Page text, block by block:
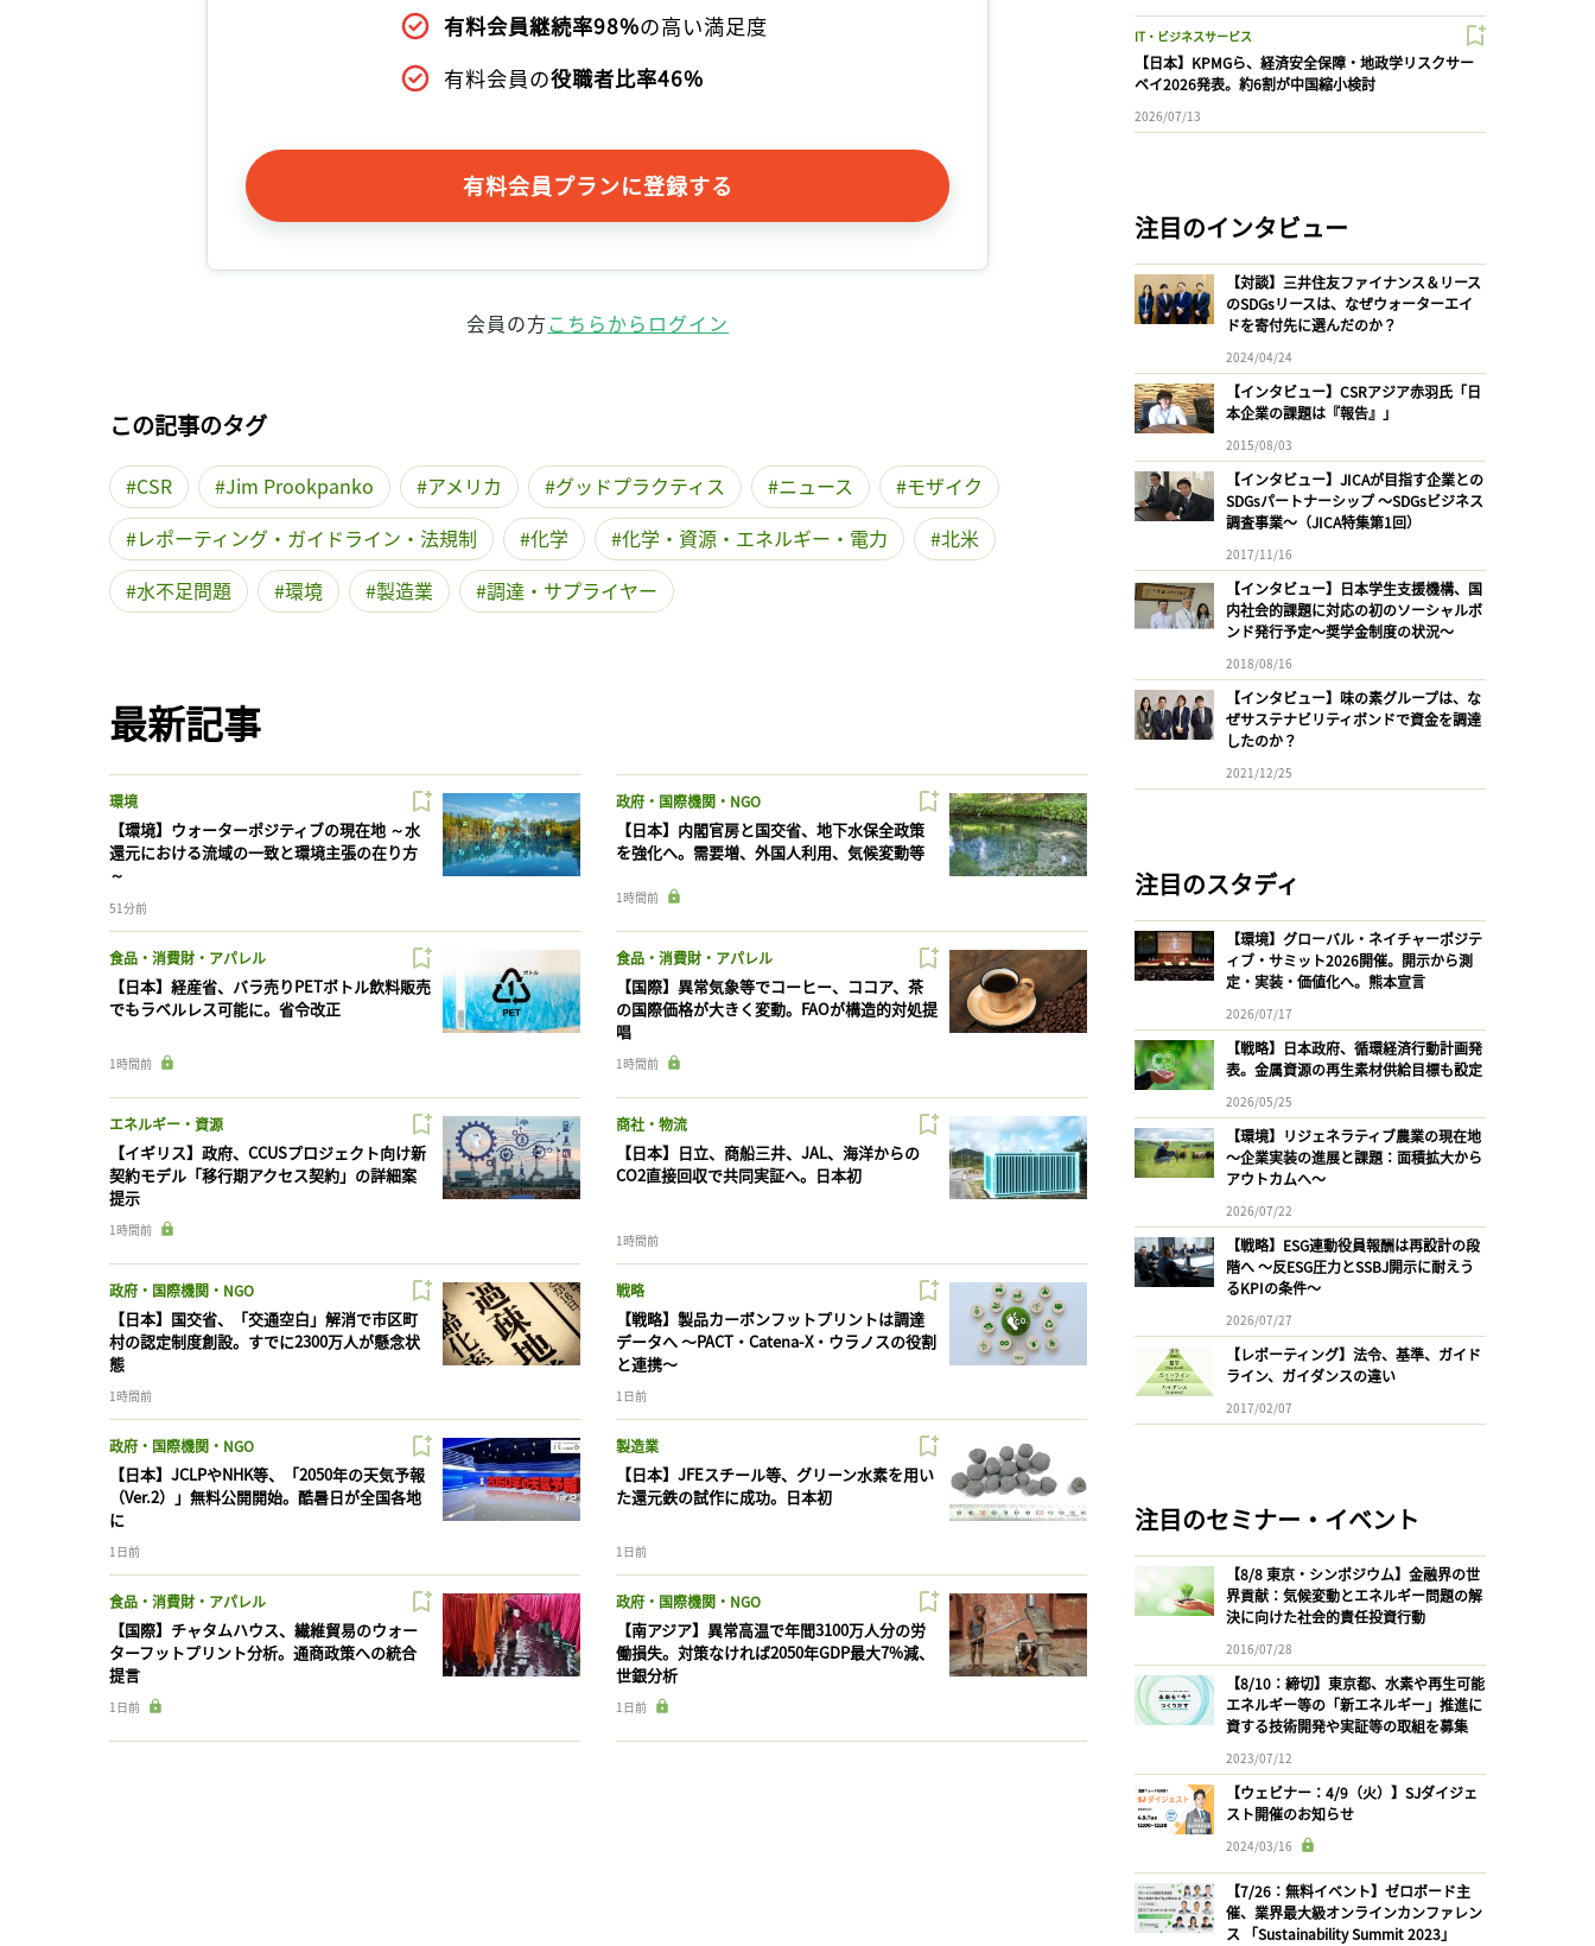
有料会員継続率98%の高い満足度
有料会員の役職者比率46%
有料会員プランに登録する
会員の方こちらからログイン
この記事のタグ
CSR Jim Prookpanko アメリカ グッドプラクティス ニュース
モザイク
レポーティング・ガイドライン・法規制
化学 化学・資源・エネルギー・電力
北米
水不足問題
環境 製造業 調達・サプライヤー
最新記事
環境
【環境】ウォーターポジティブの現在地 ～水
還元における流域の一致と環境主張の在り方
～
51分前
政府・国際機関・NGO
【日本】内閣官房と国交省、地下水保全政策
を強化へ。需要増、外国人利用、気候変動等
1時間前
食品・消費財・アパレル
【日本】経産省、バラ売りPETボトル飲料販売
でもラベルレス可能に。省令改正
1時間前
食品・消費財・アパレル
【国際】異常気象等でコーヒー、ココア、茶
の国際価格が大きく変動。FAOが構造的対処提
唱
1時間前
エネルギー・資源
【イギリス】政府、CCUSプロジェクト向け新
契約モデル「移行期アクセス契約」の詳細案
提示
1時間前
商社・物流
【日本】日立、商船三井、JAL、海洋からの
CO2直接回収で共同実証へ。日本初
1時間前
政府・国際機関・NGO
【日本】国交省、「交通空白」解消で市区町
村の認定制度創設。すでに2300万人が懸念状
態
1時間前
戦略
【戦略】製品カーボンフットプリントは調達
データへ 〜PACT・Catena-X・ウラノスの役割
と連携〜
1日前
政府・国際機関・NGO
【日本】JCLPやNHK等、「2050年の天気予報
（Ver.2）」無料公開開始。酷暑日が全国各地
に
1日前
製造業
【日本】JFEスチール等、グリーン水素を用い
た還元鉄の試作に成功。日本初
1日前
食品・消費財・アパレル
【国際】チャタムハウス、繊維貿易のウォー
ターフットプリント分析。通商政策への統合
提言
1日前
政府・国際機関・NGO
【南アジア】異常高温で年間3100万人分の労
働損失。対策なければ2050年GDP最大7%減、
世銀分析
1日前
IT・ビジネスサービス
【日本】KPMGら、経済安全保障・地政学リスクサー
ベイ2026発表。約6割が中国縮小検討
2026/07/13
注目のインタビュー
【対談】三井住友ファイナンス＆リース
のSDGsリースは、なぜウォーターエイ
ドを寄付先に選んだのか？
2024/04/24
【インタビュー】CSRアジア赤羽氏「日
本企業の課題は『報告』」
2015/08/03
【インタビュー】JICAが目指す企業との
SDGsパートナーシップ 〜SDGsビジネス
調査事業〜（JICA特集第1回）
2017/11/16
【インタビュー】日本学生支援機構、国
内社会的課題に対応の初のソーシャルボ
ンド発行予定〜奨学金制度の状況〜
2018/08/16
【インタビュー】味の素グループは、な
ぜサステナビリティボンドで資金を調達
したのか？
2021/12/25
注目のスタディ
【環境】グローバル・ネイチャーポジテ
ィブ・サミット2026開催。開示から測
定・実装・価値化へ。熊本宣言
2026/07/17
【戦略】日本政府、循環経済行動計画発
表。金属資源の再生素材供給目標も設定
2026/05/25
【環境】リジェネラティブ農業の現在地
〜企業実装の進展と課題：面積拡大から
アウトカムへ〜
2026/07/22
【戦略】ESG連動役員報酬は再設計の段
階へ 〜反ESG圧力とSSBJ開示に耐えう
るKPIの条件〜
2026/07/27
【レポーティング】法令、基準、ガイド
ライン、ガイダンスの違い
2017/02/07
注目のセミナー・イベント
【8/8 東京・シンポジウム】金融界の世
界貢献：気候変動とエネルギー問題の解
決に向けた社会的責任投資行動
2016/07/28
【8/10：締切】東京都、水素や再生可能
エネルギー等の「新エネルギー」推進に
資する技術開発や実証等の取組を募集
2023/07/12
【ウェビナー：4/9（火）】SJダイジェ
スト開催のお知らせ
2024/03/16
【7/26：無料イベント】ゼロボード主
催、業界最大級オンラインカンファレン
ス 「Sustainability Summit 2023」
ログイン 会員登録